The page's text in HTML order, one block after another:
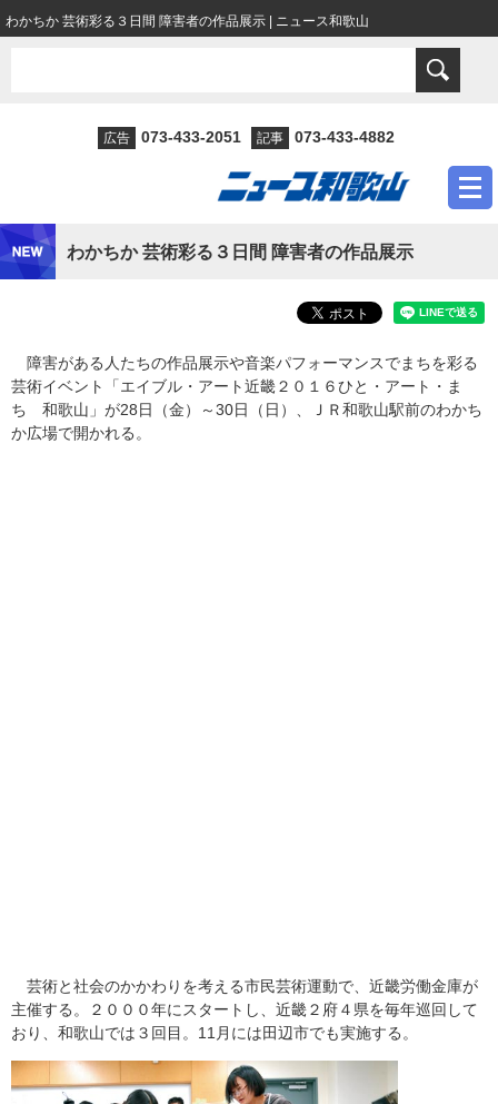
わかちか 芸術彩る３日間 障害者の作品展示 | ニュース和歌山
広告 073-433-2051 記事 073-433-4882
わかちか 芸術彩る３日間 障害者の作品展示
障害がある人たちの作品展示や音楽パフォーマンスでまちを彩る
芸術イベント「エイブル・アート近畿２０１６ひと・アート・ま
ち 和歌山」が28日（金）～30日（日）、ＪＲ和歌山駅前のわかち
か広場で開かれる。
芸術と社会のかかわりを考える市民芸術運動で、近畿労働金庫が
主催する。２０００年にスタートし、近畿２府４県を毎年巡回して
おり、和歌山では３回目。11月には田辺市でも実施する。